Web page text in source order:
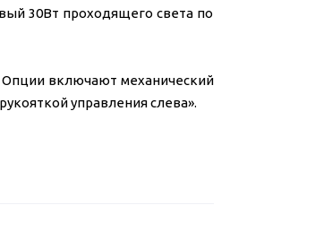
30Вт проходящего света по
Опции включают механический
управления слева».